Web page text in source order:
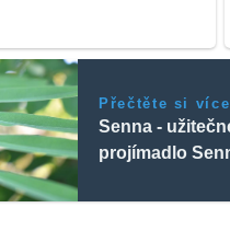
Přečtěte si více
Senna -
projímadlo